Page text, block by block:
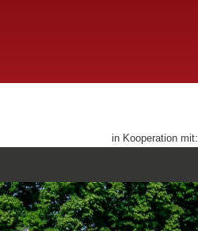
in Kooperation mit: